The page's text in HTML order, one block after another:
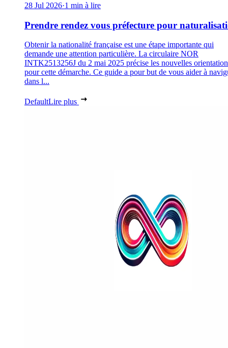
28 Jul 2026·1 min à lire
Prendre rendez vous préfecture pour
Obtenir la nationalité française est une étape importante qui
demande une attention particulière. La circulaire NOR
INTK2513256J du 2 mai 2025 précise les nouvelles
pour cette démarche. Ce guide a pour but de vous aider à
dans l...
DefaultLire plus